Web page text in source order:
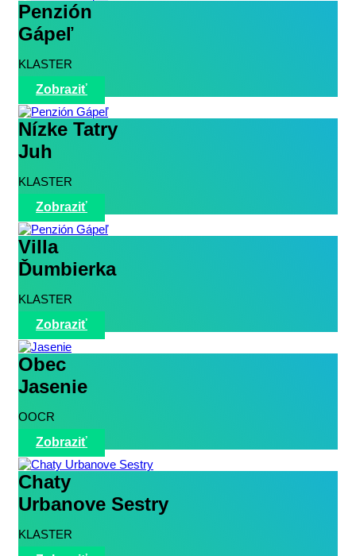
Penzión
Gápeľ
KLASTER
Zobraziť
Nízke Tatry
Juh
KLASTER
Zobraziť
Villa
Ďumbierka
KLASTER
Zobraziť
Obec
Jasenie
OOCR
Zobraziť
Chaty
Urbanove Sestry
KLASTER